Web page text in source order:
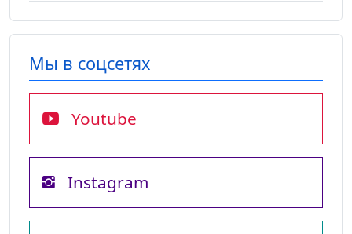
Мы в соцсетях
Youtube
Instagram